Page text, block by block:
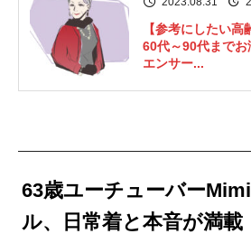
【参考にしたい高
60代～90代まで
エンサー...
63歳ユーチューバー
ル、日常着と本音が満載